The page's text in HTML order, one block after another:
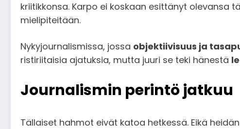
kriitikkonsa. Karpo ei koskaan esittänyt olevansa
mielipiteitään.
Nykyjournalismissa, jossa objektiivisuus ja
ristiriitaisia ajatuksia, mutta juuri se teki hänestä
Journalismin perintö jatkuu
Tällaiset hahmot eivät katoa hetkessä. Eikä